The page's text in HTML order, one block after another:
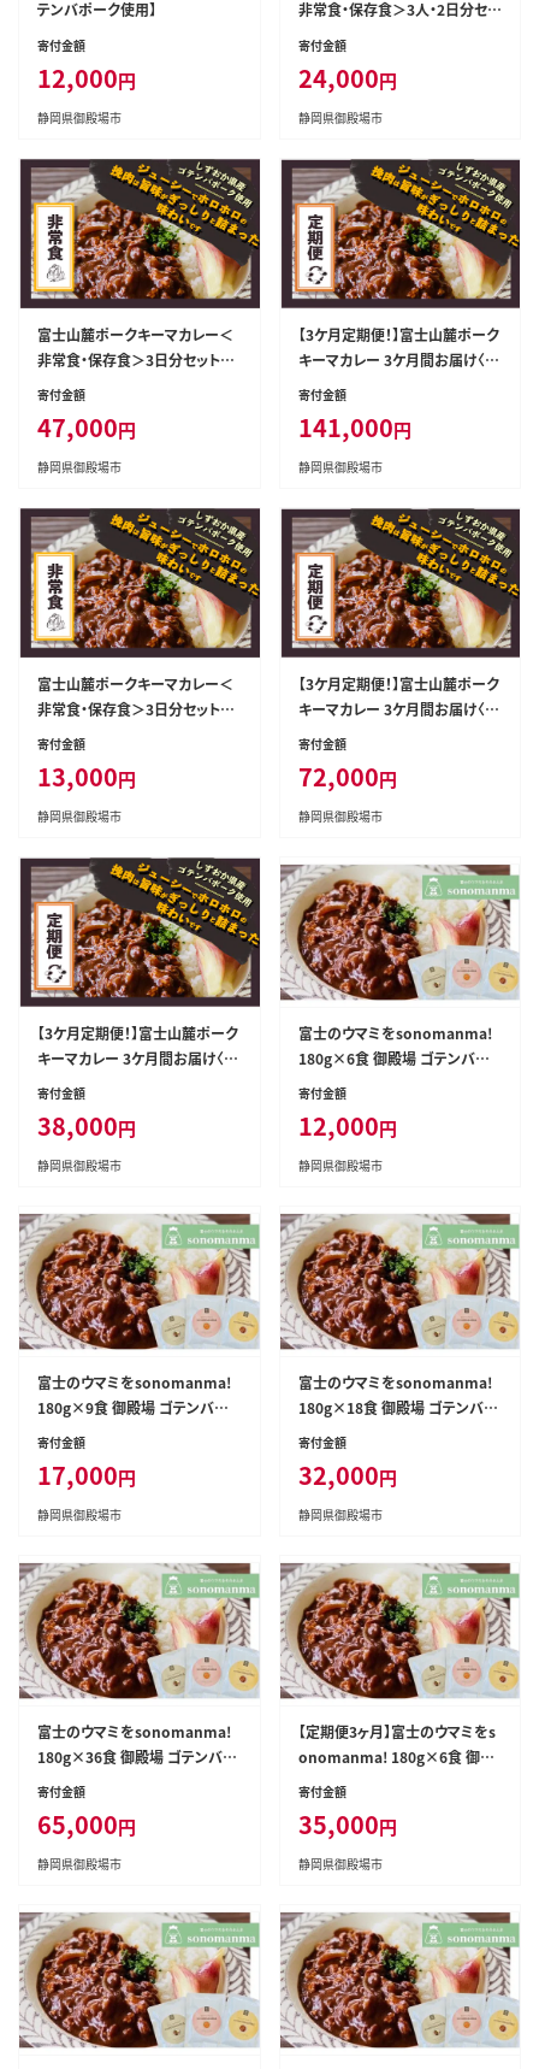
テンバポーク使用】
寄付金額
12,000円
静岡県御殿場市
非常食・保存食＞3人・2日分セッ
ト〈180g×18食〉｜レトルトカレ
ストック 非常食 保存食 ポークキ
ーマカレー カレー
寄付金額
24,000円
静岡県御殿場市
富士山麓ポークキーマカレー＜
非常食・保存食＞3日分セット〈1
80g×36食/4人家族分〉｜レト
ーリングストック 非常食 保存食
ポークキーマカレー カレー
寄付金額
47,000円
静岡県御殿場市
【3ケ月定期便！】富士山麓ポーク
キーマカレー 3ケ月間お届け〈18
0g×36食/1ヶ月〉×3｜レトルト
保存 ローリングストック 非常食
保存食 ポークキーマカレー カレ
寄付金額
141,000円
静岡県御殿場市
富士山麓ポークキーマカレー＜
非常食・保存食＞3日分セット〈1
80g×9食/1人分〉｜レトルトカ
グストック 非常食 保存食 ポーク
キーマカレー カレー
寄付金額
13,000円
静岡県御殿場市
【3ケ月定期便！】富士山麓ポーク
キーマカレー 3ケ月間お届け〈18
0g×18食/1ヶ月〉×3｜レトルト
保存 ローリングストック 非常食
保存食 ポークキーマカレー カレ
寄付金額
72,000円
静岡県御殿場市
【3ケ月定期便！】富士山麓ポーク
キーマカレー 3ケ月間お届け〈18
0g×9食/1ヶ月〉×3｜レトルト
保存 ローリングストック 非常食
保存食 ポークキーマカレー カレ
寄付金額
38,000円
静岡県御殿場市
富士のウマミをsonomanma!
180g×6食 御殿場 ゴテンバポ
ーク スープカレーレトルト | ス
保存食ローリングストック
寄付金額
12,000円
静岡県御殿場市
富士のウマミをsonomanma!
180g×9食 御殿場 ゴテンバポ
ーク スープカレーレトルト | ス
保存食ローリングストック
寄付金額
17,000円
静岡県御殿場市
富士のウマミをsonomanma!
180g×18食 御殿場 ゴテンバポ
ーク スープカレーレトルト | ス
保存食ローリングストック
寄付金額
32,000円
静岡県御殿場市
富士のウマミをsonomanma!
180g×36食 御殿場 ゴテンバポ
ーク スープカレーレトルト | ス
保存食ローリングストック
寄付金額
65,000円
静岡県御殿場市
【定期便3ヶ月】富士のウマミをs
onomanma! 180g×6食 御殿
場 ゴテンバポーク スープカレー
常温 非常食 保存食ローリングス
トック
寄付金額
35,000円
静岡県御殿場市